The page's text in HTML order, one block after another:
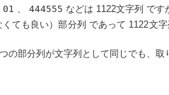
01 444555 などは 1122文字列 です
ても良い）部分列 であって 1122文
の部分列が文字列として同じでも、